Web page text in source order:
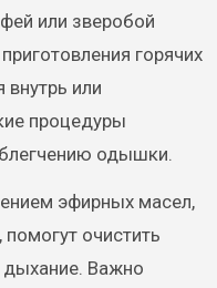
или зверобой
горячих
или
процедуры
одышки.
эфирных масел,
помогут очистить
дыхание. Важно